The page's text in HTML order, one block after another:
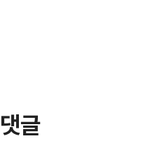
댓글